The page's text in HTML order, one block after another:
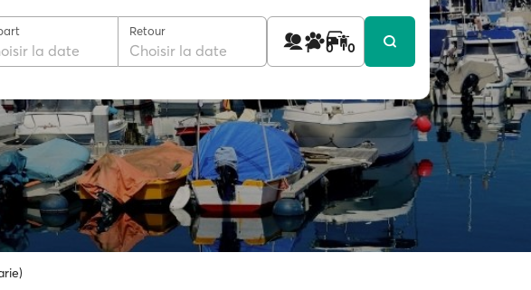
la date
Retour
Choisir la date 1 0 0